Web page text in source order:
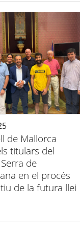
de Mallorca
titulars del
de
en el procés
de la futura llei